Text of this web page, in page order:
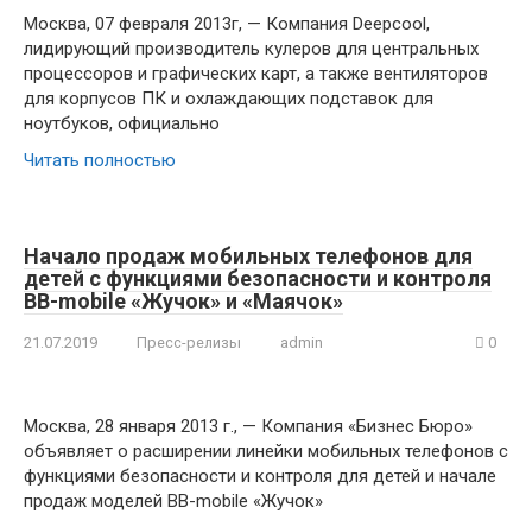
Москва, 07 февраля 2013г, — Компания Deepcool,
лидирующий производитель кулеров для центральных
процессоров и графических карт, а также вентиляторов
для корпусов ПК и охлаждающих подставок для
ноутбуков, официально
Читать полностью
Начало продаж мобильных телефонов для
детей с функциями безопасности и контроля
BB-mobile «Жучок» и «Маячок»
21.07.2019 Пресс-релизы admin 0
Москва, 28 января 2013 г., — Компания «Бизнес Бюро»
объявляет о расширении линейки мобильных телефонов с
функциями безопасности и контроля для детей и начале
продаж моделей BB-mobile «Жучок»